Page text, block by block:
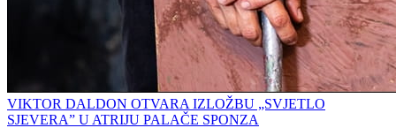
VIKTOR DALDON OTVARA IZLOŽBU „SVJETLO
SJEVERA” U ATRIJU PALAČE SPONZA